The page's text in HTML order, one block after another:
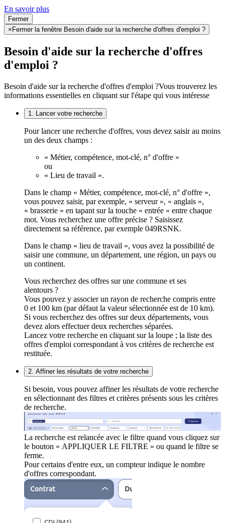
En savoir plus
Fermer
× Fermer la fenêtre Besoin d'aide sur la recherche d'offres d'emploi ?
Besoin d'aide sur la recherche d'offres
d'emploi ?
Besoin d'aide sur la recherche d'offres d'emploi ?Vous trouverez les
informations essentielles en cliquant sur l'étape qui vous intéresse
1. Lancer votre recherche
Pour lancer une recherche d'offres, vous devez saisir au moins
un des deux champs :
« Métier, compétence, mot-clé, n° d'offre »
ou
« Lieu de travail ».
Dans le champ « Métier, compétence, mot-clé, n° d'offre »,
vous pouvez saisir, par exemple, « serveur », « anglais »,
« brasserie » en tapant sur la touche « entrée » entre chaque
mot. Vous recherchez une offre précise ? Saisissez
directement sa référence, par exemple 049RSNK.
Dans le champ « lieu de travail », vous avez la possibilité de
saisir une commune, un département, une région, un pays ou
un continent.
Vous recherchez des offres sur une commune et ses
alentours ?
Vous pouvez y associer un rayon de recherche compris entre
0 et 100 km (par défaut la valeur sélectionnée est de 10 km).
Si vous recherchez des offres sur deux départements, vous
devez alors effectuer deux recherches séparées.
Lancez votre recherche en cliquant sur la loupe ; la liste des
offres d'emploi correspondant à vos critères de recherche est
restituée.
2. Affiner les résultats de votre recherche
Si besoin, vous pouvez affiner les résultats de votre recherche
en sélectionnant des filtres et critères présents sous les critères
de recherche.
La recherche est relancée avec le filtre quand vous cliquez sur
le bouton « APPLIQUER LE FILTRE » ou quand le filtre se
ferme.
Pour certains d'entre eux, un compteur indique le nombre
d'offres correspondant.